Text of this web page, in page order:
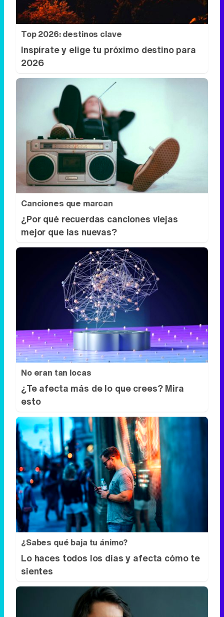
Top 2026: destinos clave
Inspírate y elige tu próximo destino para
2026
Canciones que marcan
¿Por qué recuerdas canciones viejas
mejor que las nuevas?
No eran tan locas
¿Te afecta más de lo que crees? Mira
esto
¿Sabes qué baja tu ánimo?
Lo haces todos los días y afecta cómo te
sientes